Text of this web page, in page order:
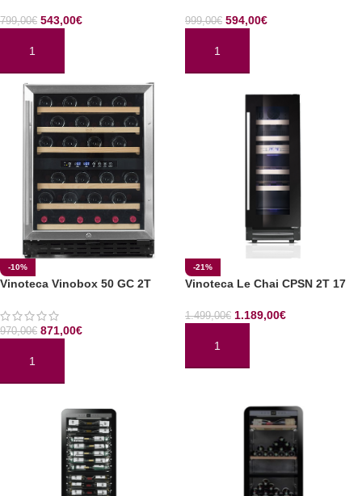
799,00€ 543,00€
AÑADIR AL CARRITO
999,00€ 594,00€
AÑADIR AL CARRITO
-10%
Vinoteca Vinobox 50 GC 2T
970,00€ 871,00€
AÑADIR AL CARRITO
-21%
Vinoteca Le Chai CPSN 2T 17
1.499,00€ 1.189,00€
AÑADIR AL CARRITO